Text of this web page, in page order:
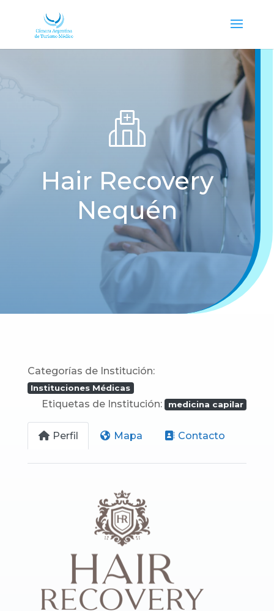
Hair Recovery
Nequén
Categorías de Institución:
Instituciones Médicas
Etiquetas de Institución: medicina capilar
Perfil Mapa Contacto